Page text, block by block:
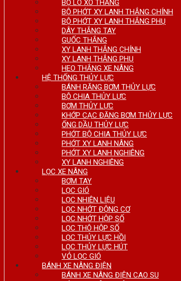
BỘ LÒ XO THẮNG
BỘ PHỚT XY LANH THẮNG CHÍNH
BỘ PHỚT XY LANH THẮNG PHỤ
DÂY THẮNG TAY
GUỐC THẮNG
XY LANH THẮNG CHÍNH
XY LANH THẮNG PHỤ
HEO THẮNG XE NÂNG
HỆ THỐNG THỦY LỰC
BÁNH RĂNG BƠM THỦY LỰC
BỘ CHIA THỦY LỰC
BƠM THỦY LỰC
KHỚP CẠC ĐĂNG BƠM THỦY LỰC
ỐNG DẦU THỦY LỰC
PHỚT BỘ CHIA THỦY LỰC
PHỚT XY LANH NÂNG
PHỚT XY LANH NGHIÊNG
XY LANH NGHIÊNG
LỌC XE NÂNG
BƠM TAY
LỌC GIÓ
LỌC NHIÊN LIỆU
LỌC NHỚT ĐỘNG CƠ
LỌC NHỚT HỘP SỐ
LỌC THÔ HỘP SỐ
LỌC THỦY LỰC HỒI
LỌC THỦY LỰC HÚT
VỎ LỌC GIÓ
BÁNH XE NÂNG ĐIỆN
BÁNH XE NÂNG ĐIỆN CAO SU